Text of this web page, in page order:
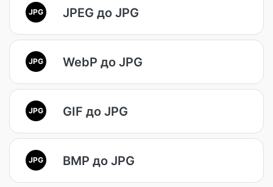
JPG JPEG до JPG
JPG WebP до JPG
JPG GIF до JPG
JPG BMP до JPG